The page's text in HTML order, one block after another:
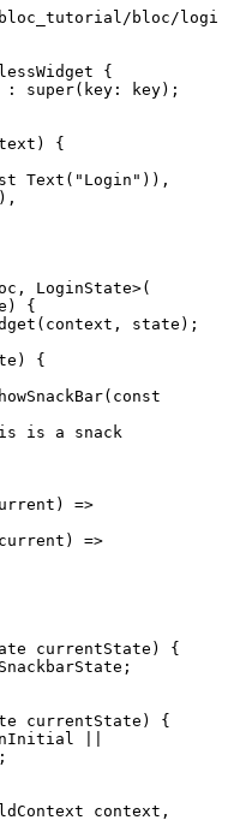
bloc/logi
{
: super(key: key);
{
Text("Login")),
LoginState>(
{
state);
{
currentState) {
currentState) {